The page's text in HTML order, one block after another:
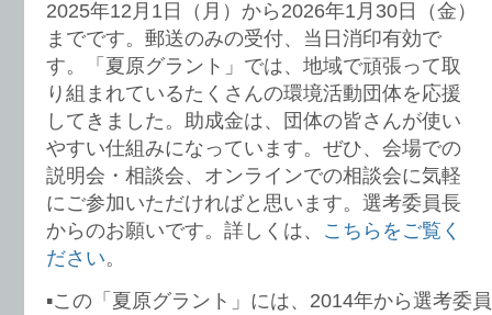
2025年12月1日（月）から2026年1月30日（金）
までです。郵送のみの受付、当日消印有効で
す。「夏原グラント」では、地域で頑張って取
り組まれているたくさんの環境活動団体を応援
してきました。助成金は、団体の皆さんが使い
やすい仕組みになっています。ぜひ、会場での
説明会・相談会、オンラインでの相談会に気軽
にご参加いただければと思います。選考委員長
からのお願いです。詳しくは、 こちらをご覧く
ださい。
▪️この「夏原グラント」には、2014年から選考委